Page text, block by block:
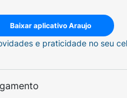
Nanoencapsulado,
Baixar aplicativo Araujo
e praticidade no seu